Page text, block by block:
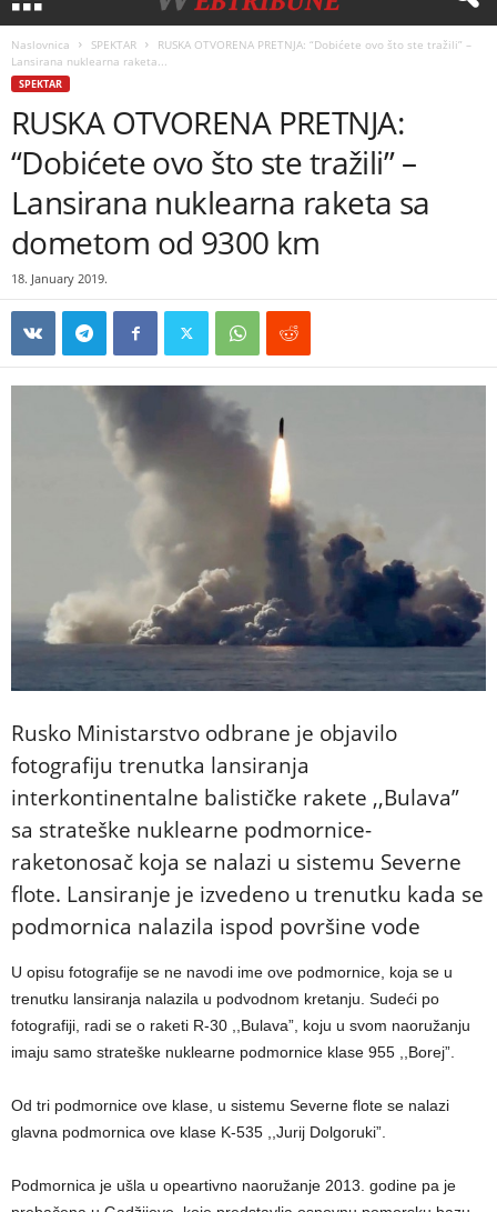
Naslovnica SPEKTAR
RUSKA OTVORENA PRETNJA: “Dobićete ovo što ste tražili” –
Lansirana nuklearna raketa...
SPEKTAR
RUSKA OTVORENA PRETNJA:
“Dobićete ovo što ste tražili” –
Lansirana nuklearna raketa sa
dometom od 9300 km
18. January 2019.
Rusko Ministarstvo odbrane je objavilo
fotografiju trenutka lansiranja
interkontinentalne balističke rakete ,,Bulava”
sa strateške nuklearne podmornice-
raketonosač koja se nalazi u sistemu Severne
flote. Lansiranje je izvedeno u trenutku kada se
podmornica nalazila ispod površine vode
U opisu fotografije se ne navodi ime ove podmornice, koja se u
trenutku lansiranja nalazila u podvodnom kretanju. Sudeći po
fotografiji, radi se o raketi R-30 ,,Bulava”, koju u svom naoružanju
imaju samo strateške nuklearne podmornice klase 955 ,,Borej”.
Od tri podmornice ove klase, u sistemu Severne flote se nalazi
glavna podmornica ove klase K-535 ,,Jurij Dolgoruki”.
Podmornica je ušla u opeartivno naoružanje 2013. godine pa je